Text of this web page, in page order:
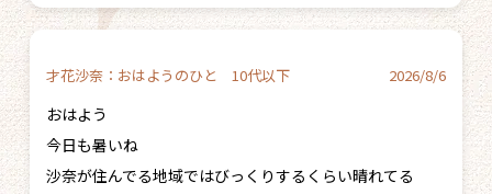
才花沙奈：おはようのひと 10代以下 2026/8/6
おはよう
今日も暑いね
沙奈が住んでる地域ではびっくりするくらい晴れてる